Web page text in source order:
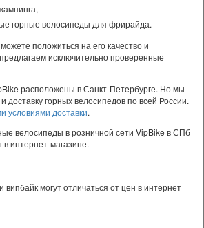
горные велосипеды для фрирайда.
положиться на его качество и
исключительно проверенные
расположены в Санкт-Петербурге. Но мы
доставку горных велосипедов по всей России.
условиями доставки.
велосипеды в розничной сети VipBike в СПб
в интернет-магазине.
могут отличаться от цен в интернет